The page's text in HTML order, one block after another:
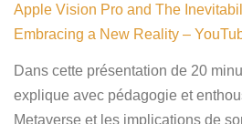
Apple Vision Pro and The
Embracing a New Reality –
Dans cette présentation de 20
explique avec pédagogie et
Metaverse et les implications de